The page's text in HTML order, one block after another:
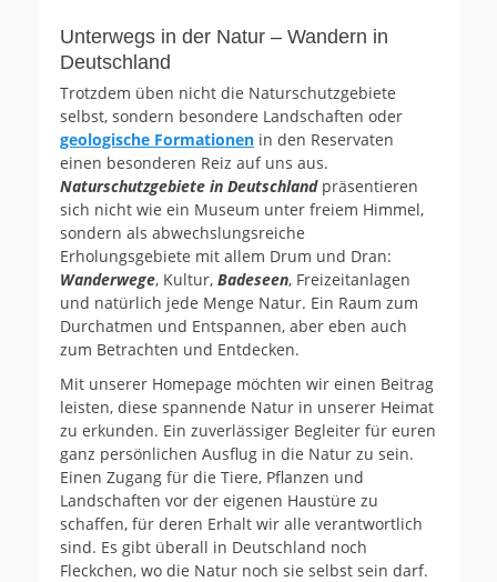
Unterwegs in der Natur – Wandern in
Deutschland
Trotzdem üben nicht die Naturschutzgebiete
selbst, sondern besondere Landschaften oder
geologische Formationen in den Reservaten
einen besonderen Reiz auf uns aus.
Naturschutzgebiete in Deutschland präsentieren
sich nicht wie ein Museum unter freiem Himmel,
sondern als abwechslungsreiche
Erholungsgebiete mit allem Drum und Dran:
Wanderwege, Kultur, Badeseen, Freizeitanlagen
und natürlich jede Menge Natur. Ein Raum zum
Durchatmen und Entspannen, aber eben auch
zum Betrachten und Entdecken.
Mit unserer Homepage möchten wir einen Beitrag
leisten, diese spannende Natur in unserer Heimat
zu erkunden. Ein zuverlässiger Begleiter für euren
ganz persönlichen Ausflug in die Natur zu sein.
Einen Zugang für die Tiere, Pflanzen und
Landschaften vor der eigenen Haustüre zu
schaffen, für deren Erhalt wir alle verantwortlich
sind. Es gibt überall in Deutschland noch
Fleckchen, wo die Natur noch sie selbst sein darf.